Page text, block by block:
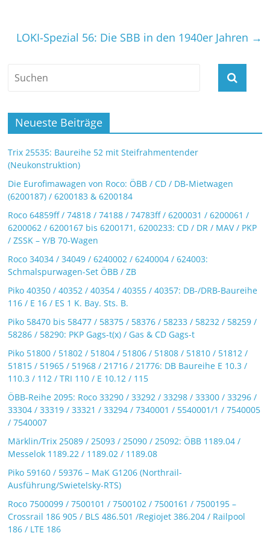
LOKI-Spezial 56: Die SBB in den 1940er Jahren →
Neueste Beiträge
Trix 25535: Baureihe 52 mit Steifrahmentender
(Neukonstruktion)
Die Eurofimawagen von Roco: ÖBB / CD / DB-Mietwagen
(6200187) / 6200183 & 6200184
Roco 64859ff / 74818 / 74188 / 74783ff / 6200031 / 6200061 /
6200062 / 6200167 bis 6200171, 6200233: CD / DR / MAV / PKP
/ ZSSK – Y/B 70-Wagen
Roco 34034 / 34049 / 6240002 / 6240004 / 624003:
Schmalspurwagen-Set ÖBB / ZB
Piko 40350 / 40352 / 40354 / 40355 / 40357: DB-/DRB-Baureihe
116 / E 16 / ES 1 K. Bay. Sts. B.
Piko 58470 bis 58477 / 58375 / 58376 / 58233 / 58232 / 58259 /
58286 / 58290: PKP Gags-t(x) / Gas & CD Gags-t
Piko 51800 / 51802 / 51804 / 51806 / 51808 / 51810 / 51812 /
51815 / 51965 / 51968 / 21716 / 21776: DB Baureihe E 10.3 /
110.3 / 112 / TRI 110 / E 10.12 / 115
ÖBB-Reihe 2095: Roco 33290 / 33292 / 33298 / 33300 / 33296 /
33304 / 33319 / 33321 / 33294 / 7340001 / 5540001/1 / 7540005
/ 7540007
Märklin/Trix 25089 / 25093 / 25090 / 25092: ÖBB 1189.04 /
Messelok 1189.22 / 1189.02 / 1189.08
Piko 59160 / 59376 – MaK G1206 (Northrail-
Ausführung/Swietelsky-RTS)
Roco 7500099 / 7500101 / 7500102 / 7500161 / 7500195 –
Crossrail 186 905 / BLS 486.501 /Regiojet 386.204 / Railpool
186 / LTE 186